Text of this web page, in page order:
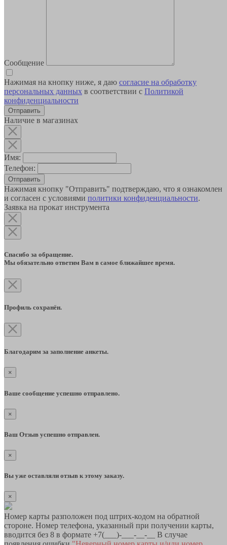
Сообщение
Нажимая на кнопку ниже, я даю согласие на обработку
персональных данных в соответствии с Политикой
конфиденциальности
Наличие в магазинах
Имя:
Телефон:
Отправить
Нажимая кнопку "Отправить" подтверждаю, что я ознакомлен
и согласен с условиями политики конфиденциальности.
Заявка на прокат инструмента
Спасибо за обращение.
Мы обязательно ответим Вам в самое ближайшее время.
Профиль сохранён.
Благодарим за заполнение анкеты.
×
Ваше сообщение успешно отправлено.
×
Ваш Отзыв успешно отправлен.
×
Вы уже оставляли отзыв к этому заказу.
×
Номер карты разположен под штрих-кодом на обратной
стороне. Номер телефона, указанный при получении карты,
вводится без 8 в формате +7(___)-___-__-__ В случае